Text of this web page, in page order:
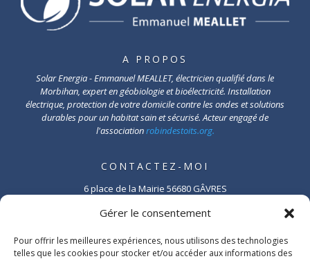
Gérer le consentement
Pour offrir les meilleures expériences, nous utilisons des technologies
telles que les cookies pour stocker et/ou accéder aux informations des
A PROPOS
Solar Energia - Emmanuel MEALLET, électricien qualifié dans le
Morbihan, expert en géobiologie et bioélectricité. Installation
électrique, protection de votre domicile contre les ondes et solutions
durables pour un habitat sain et sécurisé. Acteur engagé de
l'associationrobindestoits.org.
CONTACTEZ-MOI
6 place de la Mairie 56680 GÂVRES
Tél. 02.97.06.07.20